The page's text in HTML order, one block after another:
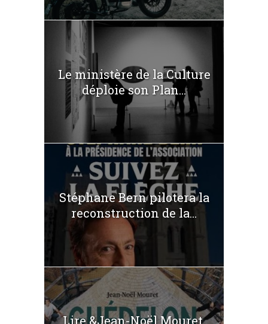
Le ministère de la Culture
déploie son Plan...
Stéphane Bern pilotera la
reconstruction de la...
Lire &Jean-Noël Mouret,